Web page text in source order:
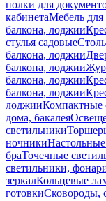
полки для
кабинетаМебель
балкона, лоджии
стулья садовые
балкона, лоджии
балкона, лоджии
балкона, лоджии
балкона, лоджии
лоджииКомпактные
дома, бакалея
светильники
ночники
браТочечные
светильники,
зеркалКольцевые
готовкиСковороды,